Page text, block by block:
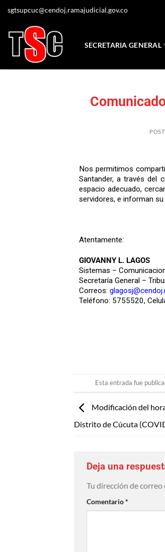
sgtsupcuc@cendoj.ramajudicial.gov.co
SECRETARIA GENERAL
Nos permitimos
Santander, a través del
espacio adecuado,
servidores, e informan
Atentamente:
GIOVANNY L. LAGOS
Sistemas –
Secretaría General –
Correos:
Teléfono: 5755520,
Esta entrada fue
Modificación del
Distrito de Cúcuta
Deja una
Tu dirección de
Comentario*